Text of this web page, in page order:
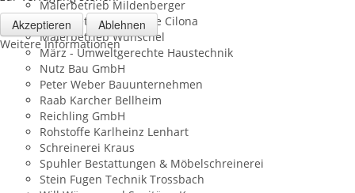
Malerbetrieb Mildenberger
Malerbetrieb Salvatore Cilona
Malerbetrieb Wünschel
März - Umweltgerechte Haustechnik
Nutz Bau GmbH
Peter Weber Bauunternehmen
Raab Karcher Bellheim
Reichling GmbH
Rohstoffe Karlheinz Lenhart
Schreinerei Kraus
Spuhler Bestattungen & Möbelschreinerei
Stein Fugen Technik Trossbach
Akzeptieren Ablehnen
Weitere Informationen